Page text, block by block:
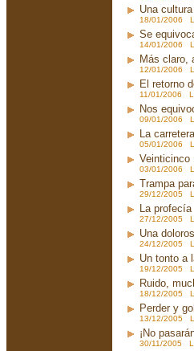
Una
18/01/2006
Se
14/01/2006
Más claro,
12/01/2006
El retorno
11/01/2006
Nos
09/01/2006
La
05/01/2006
Veinticinco
03/01/2006
Trampa
29/12/2005
La profecía
27/12/2005
Una
24/12/2005
Un tonto a
19/12/2005
Ruido,
18/12/2005
Perder y
13/12/2005
¡No
30/11/2005